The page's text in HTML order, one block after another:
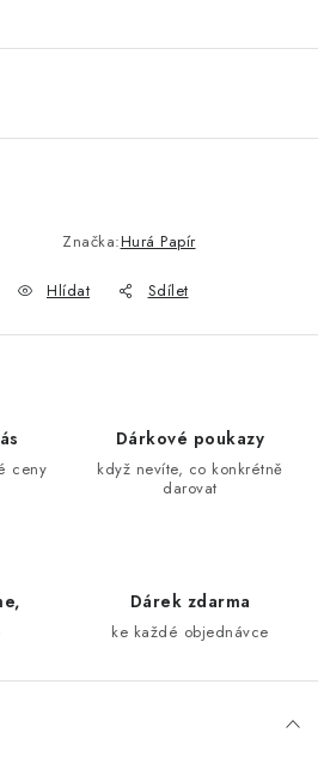
Značka:Hurá Papír
Hlídat Sdílet
ceny
Dárkové poukazy
když nevíte, co konkrétně
darovat
Dárek zdarma
ke každé objednávce